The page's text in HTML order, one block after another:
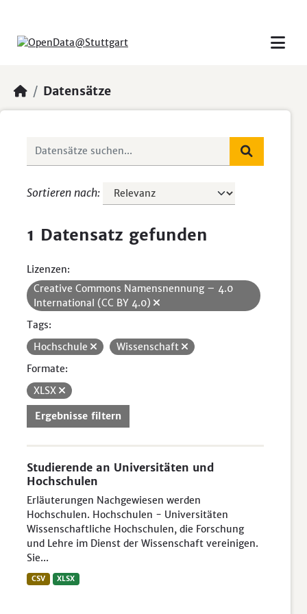
Datensätze
Sortieren nach
1 Datensatz gefunden
Lizenzen:
Creative Commons Namensnennung – 4.0
International (CC BY 4.0)
Tags:
Hochschule
Wissenschaft
Formate:
XLSX
Ergebnisse filtern
Studierende an Universitäten und
Hochschulen
Erläuterungen Nachgewiesen werden
Hochschulen. Hochschulen - Universitäten
Wissenschaftliche Hochschulen, die Forschung
und Lehre im Dienst der Wissenschaft vereinigen.
Sie...
CSV XLSX